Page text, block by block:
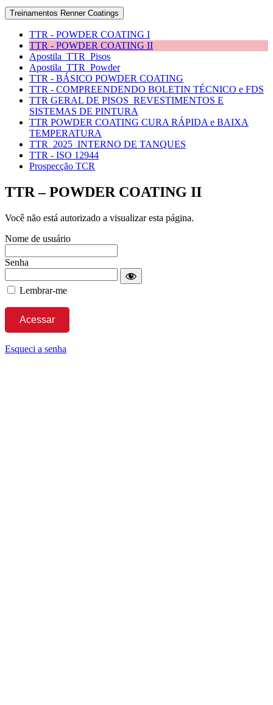
Treinamentos Renner Coatings
TTR - POWDER COATING I
TTR - POWDER COATING II
Apostila_TTR_Pisos
Apostila_TTR_Powder
TTR - BÁSICO POWDER COATING
TTR - COMPREENDENDO BOLETIN TÉCNICO e FDS
TTR GERAL DE PISOS_REVESTIMENTOS E
SISTEMAS DE PINTURA
TTR POWDER COATING CURA RÁPIDA e BAIXA
TEMPERATURA
TTR_2025_INTERNO DE TANQUES
TTR - ISO 12944
Prospecção TCR
TTR – POWDER COATING II
Você não está autorizado a visualizar esta página.
Nome de usuário
Senha
Lembrar-me
Esqueci a senha